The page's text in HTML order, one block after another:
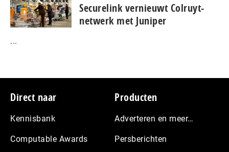
Securelink vernieuwt Colruyt-
netwerk met Juniper
...
Footer
Direct naar
Kennisbank
Computable Awards
Producten
Adverteren en meer…
Persberichten